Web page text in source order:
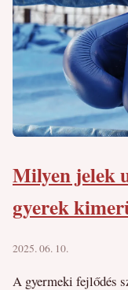
Milyen jelek
gyerek
2025. 06. 10.
A gyermeki fejlődés